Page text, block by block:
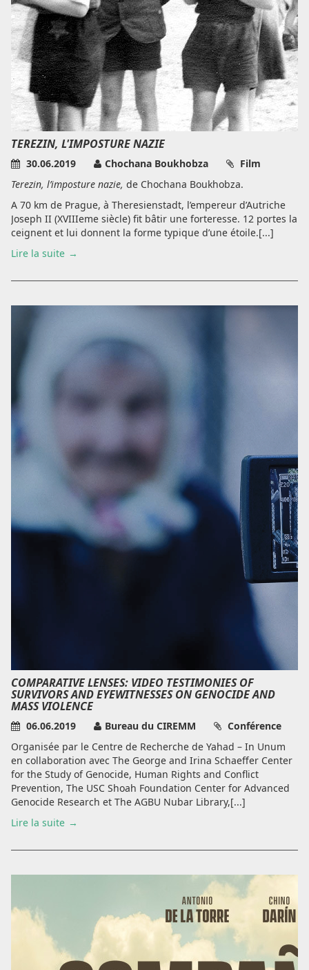
TEREZIN, L'IMPOSTURE NAZIE
30.06.2019 Chochana Boukhobza
Film
Terezin, l’imposture nazie, de Chochana Boukhobza.
A 70 km de Prague, à Theresienstadt, l’empereur d’Autriche
Joseph II (XVIIIeme siècle) fit bâtir une forteresse. 12 portes la
ceignent et lui donnent la forme typique d’une étoile.[...]
Lire la suite
COMPARATIVE LENSES: VIDEO TESTIMONIES OF
SURVIVORS AND EYEWITNESSES ON GENOCIDE AND
MASS VIOLENCE
06.06.2019 Bureau du CIREMM
Conférence
Organisée par le Centre de Recherche de Yahad – In Unum
en collaboration avec The George and Irina Schaeffer Center
for the Study of Genocide, Human Rights and Conflict
Prevention, The USC Shoah Foundation Center for Advanced
Genocide Research et The AGBU Nubar Library,[...]
Lire la suite